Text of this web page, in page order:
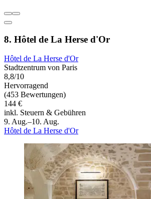
8. Hôtel de La Herse d'Or
Hôtel de La Herse d'Or
Stadtzentrum von Paris
8,8/10
Hervorragend
(453 Bewertungen)
144 €
inkl. Steuern & Gebühren
9. Aug.–10. Aug.
Hôtel de La Herse d'Or